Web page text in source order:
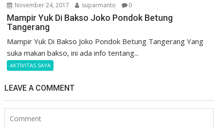
November 24, 2017 suparmanto 0
Mampir Yuk Di Bakso Joko Pondok Betung
Tangerang
Mampir Yuk Di Bakso Joko Pondok Betung Tangerang Yang
suka makan bakso, ini ada info tentang...
AKTIVITAS SAYA
LEAVE A COMMENT